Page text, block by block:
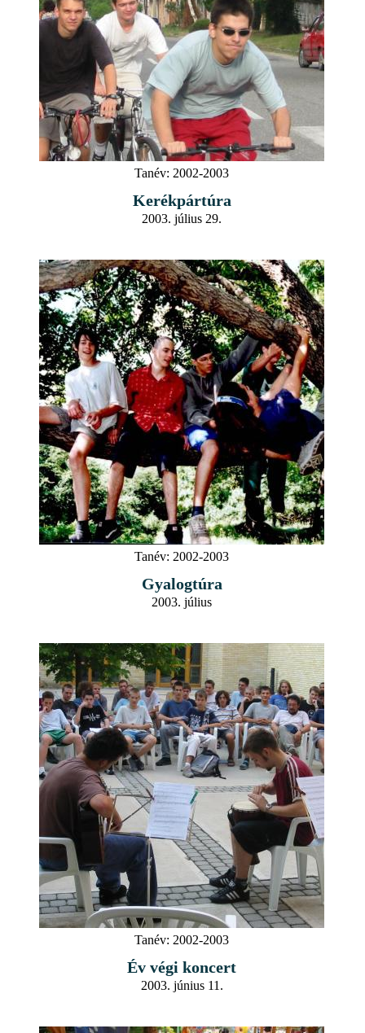
Tanév: 2002-2003
Kerékpártúra
2003. július 29.
Tanév: 2002-2003
Gyalogtúra
2003. július
Tanév: 2002-2003
Év végi koncert
2003. június 11.